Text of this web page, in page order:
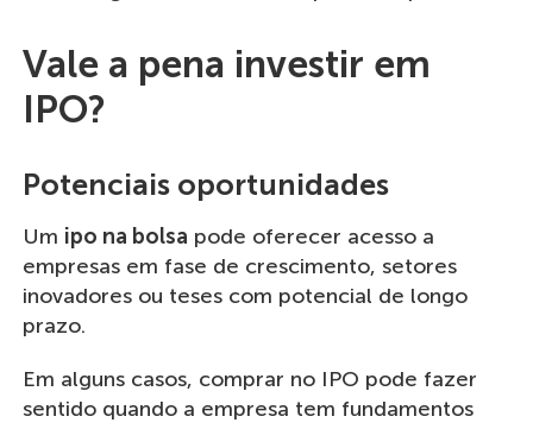
Vale a pena investir em
IPO?
Potenciais oportunidades
Um ipo na bolsa pode oferecer acesso a
empresas em fase de crescimento, setores
inovadores ou teses com potencial de longo
prazo.
Em alguns casos, comprar no IPO pode fazer
sentido quando a empresa tem fundamentos